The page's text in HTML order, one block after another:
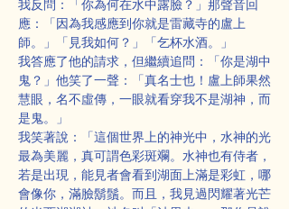
我反問：「你為何在水中露臉？」那聲音回
應：「因為我感應到你就是雷藏寺的盧上
師。」「見我如何？」「乞杯水酒。」
我答應了他的請求，但繼續追問：「你是湖中
鬼？」他笑了一聲：「真名士也！盧上師果然
慧眼，名不虛傳，一眼就看穿我不是湖神，而
是鬼。」
我笑著說：「這個世界上的神光中，水神的光
最為美麗，真可謂色彩斑斕。水神也有侍者，
若是出現，能見者會看到湖面上滿是彩虹，哪
會像你，滿臉鬍鬚。而且，我見過閃耀著光芒